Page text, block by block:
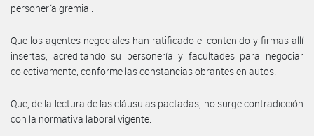
personería gremial.
Que los agentes negociales han ratificado el contenido y firmas allí
insertas, acreditando su personería y facultades para negociar
colectivamente, conforme las constancias obrantes en autos.
Que, de la lectura de las cláusulas pactadas, no surge contradicción
con la normativa laboral vigente.